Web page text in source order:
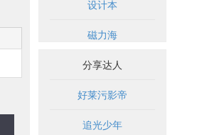
设计本
磁力海
分享达人
好莱污影帝
追光少年